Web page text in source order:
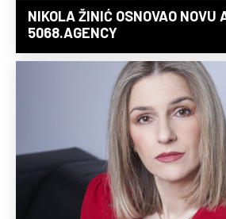
NIKOLA ŽINIĆ OSNOVAO NOVU
5068.AGENCY